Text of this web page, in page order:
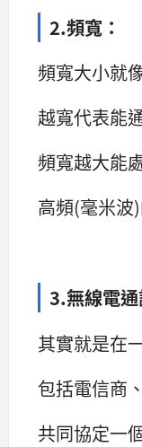
2.頻寬：
頻寬大小就
越寬代表能
頻寬越大能
高頻(毫米波
3.無線電通
其實就是在
包括電信商
共同協定一